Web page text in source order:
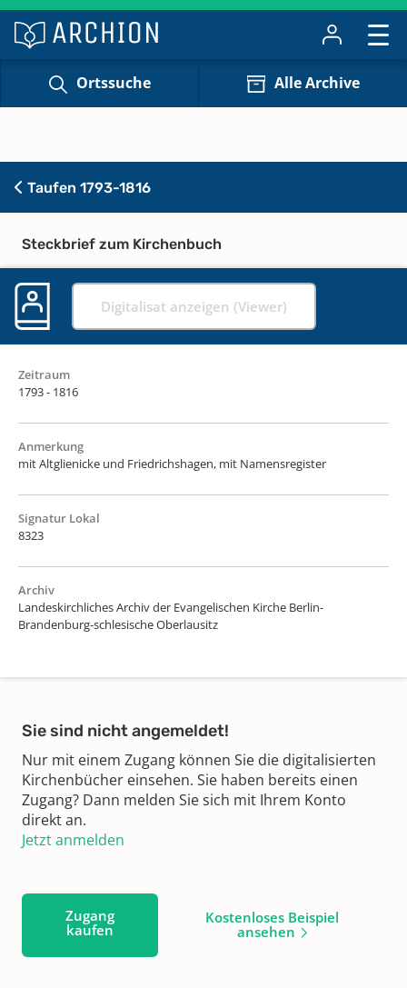
Ortssuche Alle Archive
Taufen 1793-1816
Steckbrief zum Kirchenbuch
Digitalisat anzeigen (Viewer)
Zeitraum
1793 - 1816
Anmerkung
mit Altglienicke und Friedrichshagen, mit Namensregister
Signatur Lokal
8323
Archiv
Landeskirchliches Archiv der Evangelischen Kirche Berlin-
Brandenburg-schlesische Oberlausitz
Sie sind nicht angemeldet!
Nur mit einem Zugang können Sie die digitalisierten
Kirchenbücher einsehen. Sie haben bereits einen
Zugang? Dann melden Sie sich mit Ihrem Konto
direkt an.
Jetzt anmelden
Zugang
kaufen
Kostenloses Beispiel
ansehen